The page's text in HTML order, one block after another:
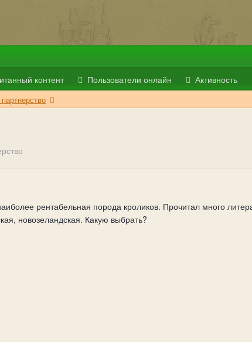
контент Пользователи онлайн Активность
рентабельная порода кроликов. Прочитал много
новозеландская. Какую выбрать?